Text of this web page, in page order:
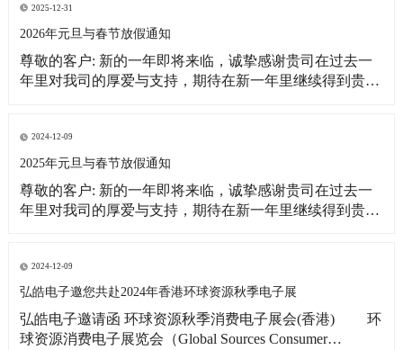
2025-12-31
2026年元旦与春节放假通知
尊敬的客户: 新的一年即将来临，诚挚感谢贵司在过去一
年里对我司的厚爱与支持，期待在新一年里继续得到贵司
单需求，提前做好春节期间物料准备工作，现将我司放假
相关事宜通知如下: 1、元旦放假
2024-12-09
2025年元旦与春节放假通知
尊敬的客户: 新的一年即将来临，诚挚感谢贵司在过去一
年里对我司的厚爱与支持，期待在新一年里继续得到贵司
求，提前做好春节期间物料准备工作，现将我司放假相关
事宜通知如下: 1、元旦放假时间：2025
2024-12-09
弘皓电子邀您共赴2024年香港环球资源秋季电子展
弘皓电子邀请函 环球资源秋季消费电子展会(香港) 环
球资源消费电子展览会（Global Sources Consumer